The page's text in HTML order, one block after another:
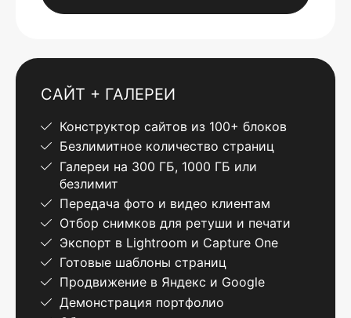
САЙТ + ГАЛЕРЕИ
Конструктор сайтов из 100+ блоков
Безлимитное количество страниц
Галереи на 300 ГБ, 1000 ГБ или
безлимит
Передача фото и видео клиентам
Отбор снимков для ретуши и печати
Экспорт в Lightroom и Capture One
Готовые шаблоны страниц
Продвижение в Яндекс и Google
Демонстрация портфолио